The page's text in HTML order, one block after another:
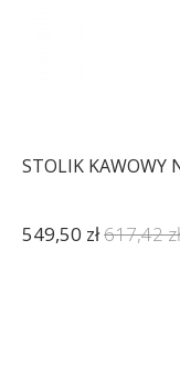
STOLIK KAWOWY
549,50 zł617,42